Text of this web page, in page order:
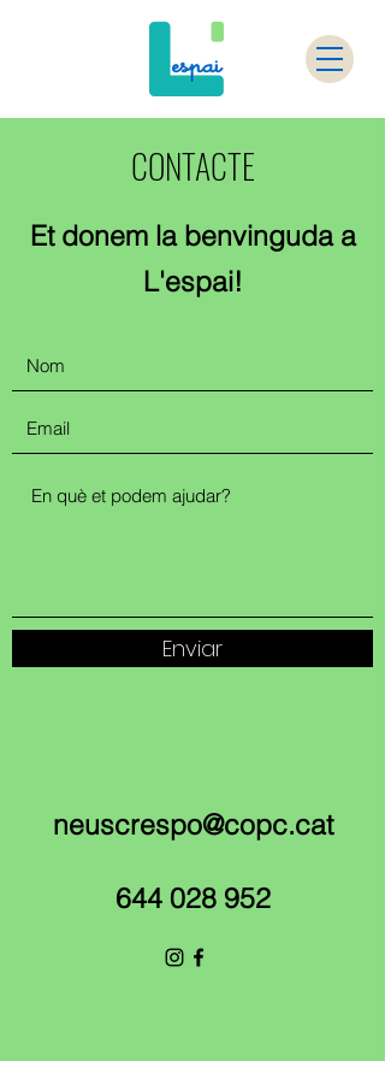
CONTACTE
Et donem la benvinguda a
L'espai!
Enviar
neuscrespo@copc.cat
644 028 952